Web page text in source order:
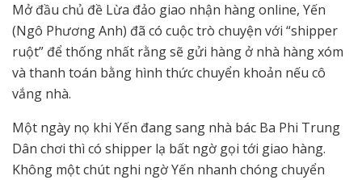
Mở đầu chủ đề Lừa đảo giao nhận hàng online, Yến
(Ngô Phương Anh) đã có cuộc trò chuyện với “shipper
ruột” để thống nhất rằng sẽ gửi hàng ở nhà hàng xóm
và thanh toán bằng hình thức chuyển khoản nếu cô
vắng nhà.
Một ngày nọ khi Yến đang sang nhà bác Ba Phi Trung
Dân chơi thì có shipper lạ bất ngờ gọi tới giao hàng.
Không một chút nghi ngờ Yến nhanh chóng chuyển